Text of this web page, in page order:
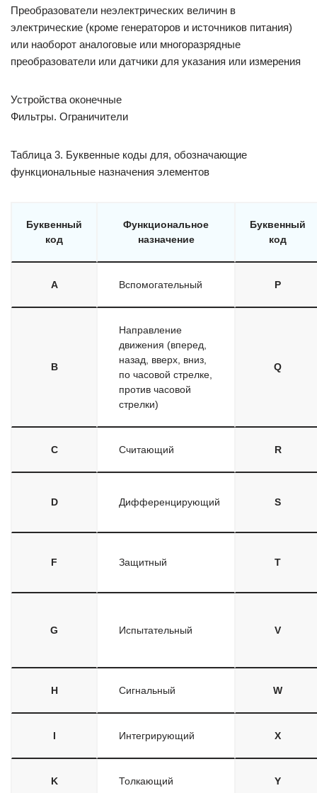
Преобразователи неэлектрических величин в
электрические (кроме генераторов и источников питания)
или наоборот аналоговые или многоразрядные
преобразователи или датчики для указания или измерения
Устройства оконечные
Фильтры. Ограничители
Таблица 3. Буквенные коды для, обозначающие
функциональные назначения элементов
Буквенный
код
Функциональное
назначение
Буквенный
код
A Вспомогательный P
B
Направление
движения (вперед,
назад, вверх, вниз,
по часовой стрелке,
против часовой
стрелки)
Q
C Считающий R
D Дифференцирующий S
F Защитный T
G Испытательный V
H Сигнальный W
Интегрирующий X
K Толкающий Y